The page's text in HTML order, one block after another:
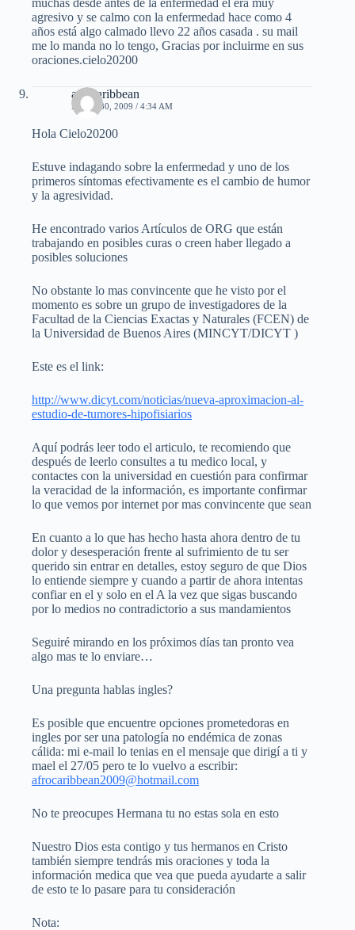
agresivo y se calmo con la enfermedad hace como 4
años está algo calmado llevo 22 años casada . su mail
me lo manda no lo tengo, Gracias por incluirme en sus
oraciones.cielo20200
afrocaribbean
MAYO 30, 2009 / 4:34 AM
Hola Cielo20200
Estuve indagando sobre la enfermedad y uno de los
primeros síntomas efectivamente es el cambio de humor
y la agresividad.
He encontrado varios Artículos de ORG que están
trabajando en posibles curas o creen haber llegado a
posibles soluciones
No obstante lo mas convincente que he visto por el
momento es sobre un grupo de investigadores de la
Facultad de la Ciencias Exactas y Naturales (FCEN) de
la Universidad de Buenos Aires (MINCYT/DICYT )
Este es el link:
http://www.dicyt.com/noticias/nueva-aproximacion-al-
estudio-de-tumores-hipofisiarios
Aquí podrás leer todo el articulo, te recomiendo que
después de leerlo consultes a tu medico local, y
contactes con la universidad en cuestión para confirmar
la veracidad de la información, es importante confirmar
lo que vemos por internet por mas convincente que sean
En cuanto a lo que has hecho hasta ahora dentro de tu
dolor y desesperación frente al sufrimiento de tu ser
querido sin entrar en detalles, estoy seguro de que Dios
lo entiende siempre y cuando a partir de ahora intentas
confiar en el y solo en el A la vez que sigas buscando
por lo medios no contradictorio a sus mandamientos
Seguiré mirando en los próximos días tan pronto vea
algo mas te lo enviare…
Una pregunta hablas ingles?
Es posible que encuentre opciones prometedoras en
ingles por ser una patología no endémica de zonas
cálida: mi e-mail lo tenias en el mensaje que dirigí a ti y
mael el 27/05 pero te lo vuelvo a escribir:
afrocaribbean2009@hotmail.com
No te preocupes Hermana tu no estas sola en esto
Nuestro Dios esta contigo y tus hermanos en Cristo
también siempre tendrás mis oraciones y toda la
información medica que vea que pueda ayudarte a salir
de esto te lo pasare para tu consideración
Nota: